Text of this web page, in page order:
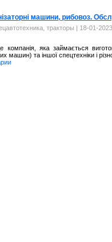
машини, рибовоз.
тракторы | 18-01-
яка займається
машин) та іншої спецтехніки і